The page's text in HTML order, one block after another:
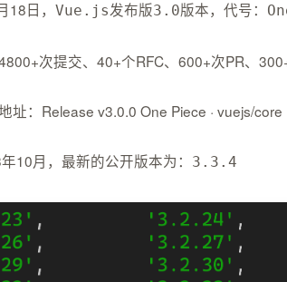
日， Vue.js发布版3.0版本，代号：
次提交、40+个RFC、600+次PR、
址：Release v3.0.0 One Piece · vuejs/core
10月，最新的公开版本为： 3.3.4